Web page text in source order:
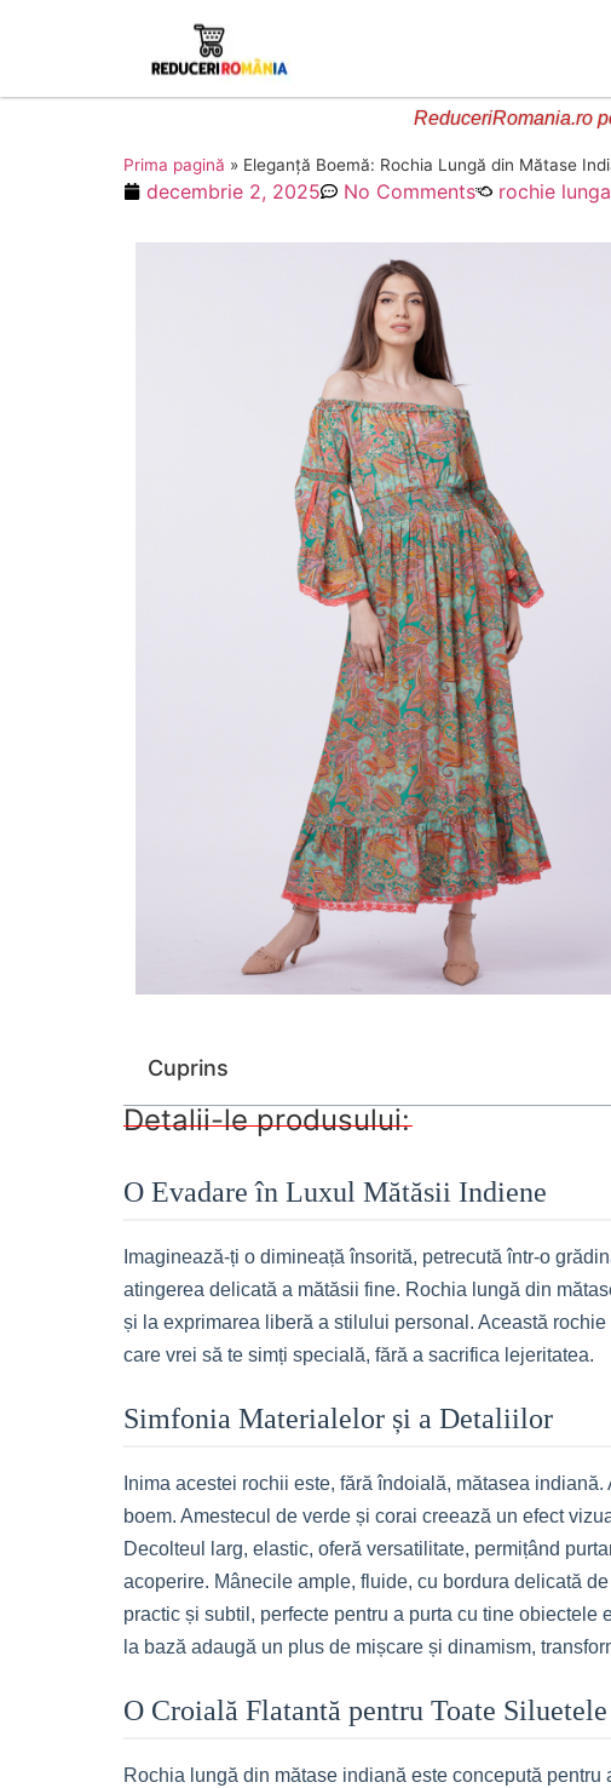
ReduceriRomania.ro
Prima pagină » Eleganță Boemă: Rochia Lungă din Mătase
decembrie 2, 2025 No Comments rochie lunga
Cuprins
Detalii-le produsului:
O Evadare în Luxul Mătăsii Indiene
Imaginează-ți o dimineață însorită, petrecută într-o
atingerea delicată a mătăsii fine. Rochia lungă din
și la exprimarea liberă a stilului personal. Această
care vrei să te simți specială, fără a sacrifica lejeritatea.
Simfonia Materialelor și a Detaliilor
Inima acestei rochii este, fără îndoială, mătasea
boem. Amestecul de verde și corai creează un efect
Decolteul larg, elastic, oferă versatilitate, permițând
acoperire. Mânecile ample, fluide, cu bordura delicată
practic și subtil, perfecte pentru a purta cu tine
la bază adaugă un plus de mișcare și dinamism,
O Croială Flatantă pentru Toate Siluetele
Rochia lungă din mătase indiană este concepută